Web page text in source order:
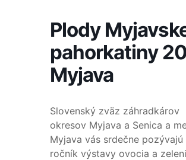
Plody
pahorkatiny
Myjava
Slovenský zväz záhradkárov
okresov Myjava a Senica a
Myjava vás srdečne pozývajú
ročník výstavy ovocia a